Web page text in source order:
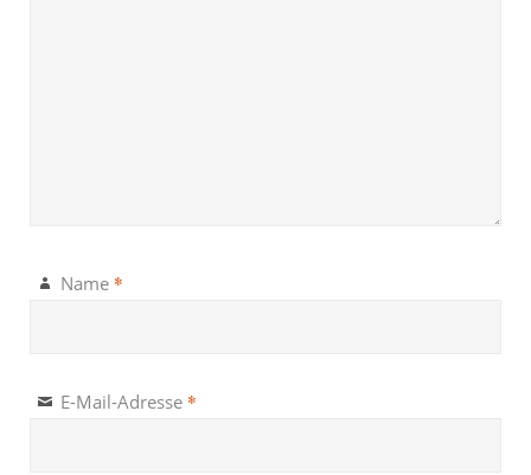
Name *
E-Mail-Adresse *